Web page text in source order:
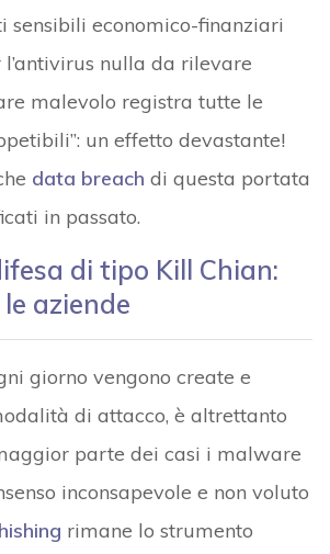
sensibili economico-finanziari
nulla da rilevare
malevolo registra tutte le
un effetto devastante!
data breach di questa portata
in passato.
di tipo Kill Chian:
aziende
giorno vengono create e
di attacco, è altrettanto
parte dei casi i malware
inconsapevole e non voluto
rimane lo strumento